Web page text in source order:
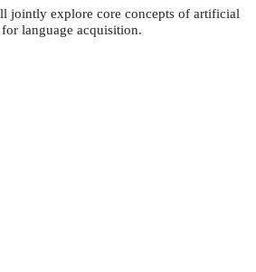
jointly explore core concepts of artificial
language acquisition.